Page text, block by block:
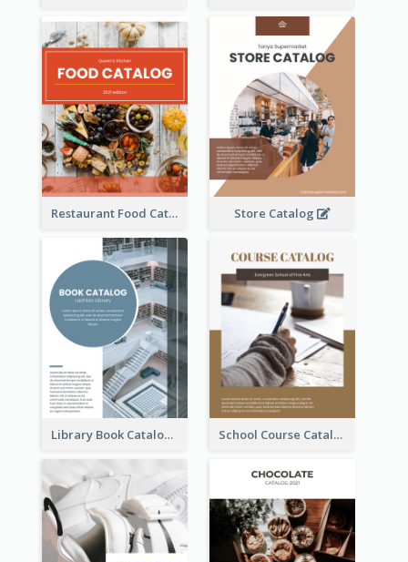
Restaurant Food Catalog Store Catalog
Library Book Catalog School Course Catalog